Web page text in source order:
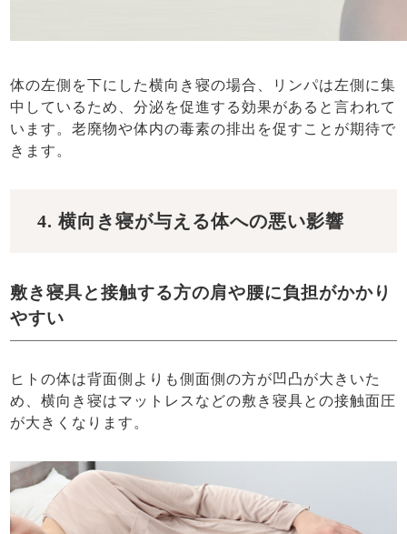
体の左側を下にした横向き寝の場合、リンパは左側に集
中しているため、分泌を促進する効果があると言われて
います。老廃物や体内の毒素の排出を促すことが期待で
きます。
4. 横向き寝が与える体への悪い影響
敷き寝具と接触する方の肩や腰に負担がかかり
やすい
ヒトの体は背面側よりも側面側の方が凹凸が大きいた
め、横向き寝はマットレスなどの敷き寝具との接触面圧
が大きくなります。